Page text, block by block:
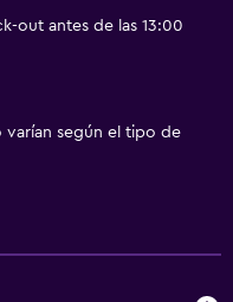
out antes de las 13:00
según el tipo de